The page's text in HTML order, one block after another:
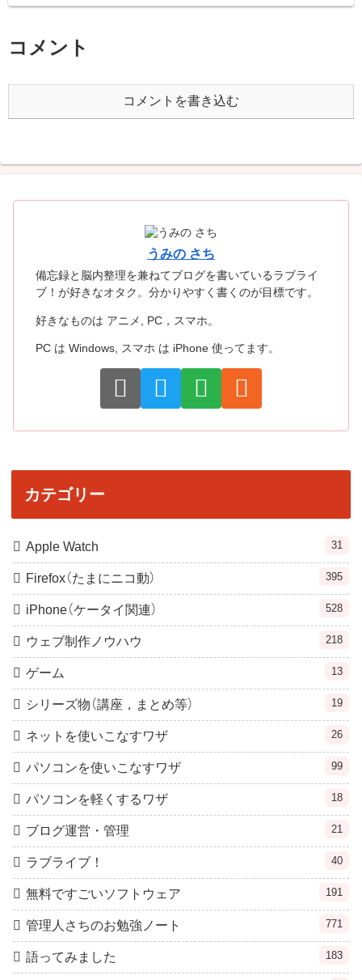
コメント
コメントを書き込む
うみの さち
備忘録と脳内整理を兼ねてブログを書いているラブライ
ブ！が好きなオタク。分かりやすく書くのが目標です。
好きなものは アニメ, PC，スマホ。
PC は Windows, スマホ は iPhone 使ってます。
カテゴリー
Apple Watch 31
Firefox（たまにニコ動） 395
iPhone（ケータイ関連） 528
ウェブ制作ノウハウ 218
ゲーム 13
シリーズ物（講座，まとめ等） 19
ネットを使いこなすワザ 26
パソコンを使いこなすワザ 99
パソコンを軽くするワザ 18
ブログ運営・管理 21
ラブライブ！ 40
無料ですごいソフトウェア 191
管理人さちのお勉強ノート 771
語ってみました 183